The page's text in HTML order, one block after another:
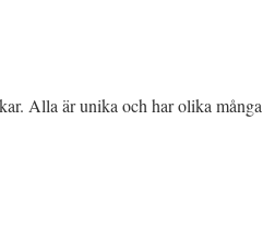
Alla är unika och har olika många